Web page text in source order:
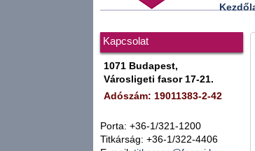
Kapcsolat
1071 Budapest,
Városligeti fasor 17-21.
Adószám: 19011383-2-42
Porta: +36-1/321-1200
Titkárság: +36-1/322-4406